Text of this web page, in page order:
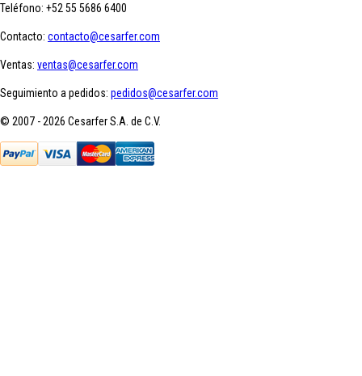
Teléfono: +52 55 5686 6400
Contacto: contacto@cesarfer.com
Ventas: ventas@cesarfer.com
Seguimiento a pedidos: pedidos@cesarfer.com
© 2007 - 2026 Cesarfer S.A. de C.V.